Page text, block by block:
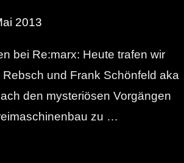
2013
bei Re:marx: Heute trafen wir
und Frank Schönfeld aka
den mysteriösen Vorgängen
zu …